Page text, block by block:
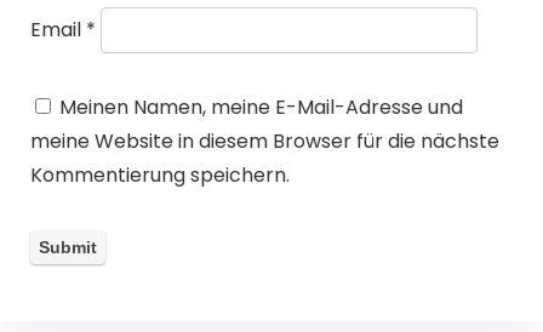
Email *
Meinen Namen, meine E-Mail-Adresse und
meine Website in diesem Browser für die nächste
Kommentierung speichern.